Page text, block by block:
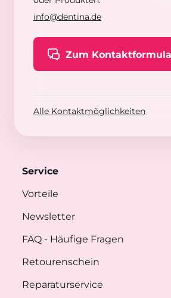
info@dentina.de
Zum
Alle Kontaktmöglichkeiten
Service
Vorteile
Newsletter
FAQ - Häufige Fragen
Retourenschein
Reparaturservice